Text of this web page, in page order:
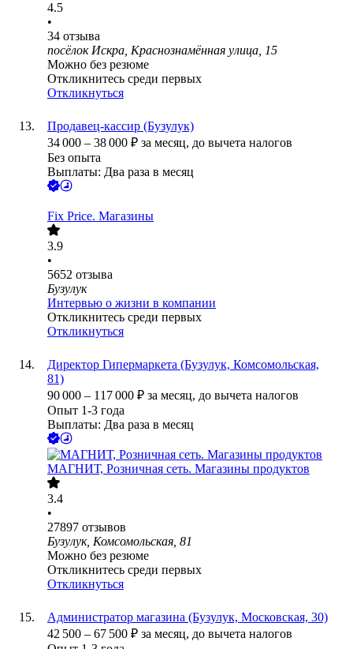
4.5
•
34 отзыва
посёлок Искра, Краснознамённая улица, 15
Можно без резюме
Откликнитесь среди первых
Откликнуться
Продавец-кассир (Бузулук)
34 000 – 38 000 ₽ за месяц, до вычета налогов
Без опыта
Выплаты: Два раза в месяц
Fix Price. Магазины
3.9
•
5652 отзыва
Бузулук
Интервью о жизни в компании
Откликнитесь среди первых
Откликнуться
Директор Гипермаркета (Бузулук, Комсомольская,
81)
90 000 – 117 000 ₽ за месяц, до вычета налогов
Опыт 1-3 года
Выплаты: Два раза в месяц
МАГНИТ, Розничная сеть. Магазины продуктов
3.4
•
27897 отзывов
Бузулук, Комсомольская, 81
Можно без резюме
Откликнитесь среди первых
Откликнуться
Администратор магазина (Бузулук, Московская, 30)
42 500 – 67 500 ₽ за месяц, до вычета налогов